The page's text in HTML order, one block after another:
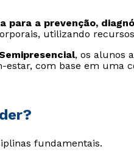
para a prevenção,
utilizando
, os alunos
estar, com base em uma
fundamentais.